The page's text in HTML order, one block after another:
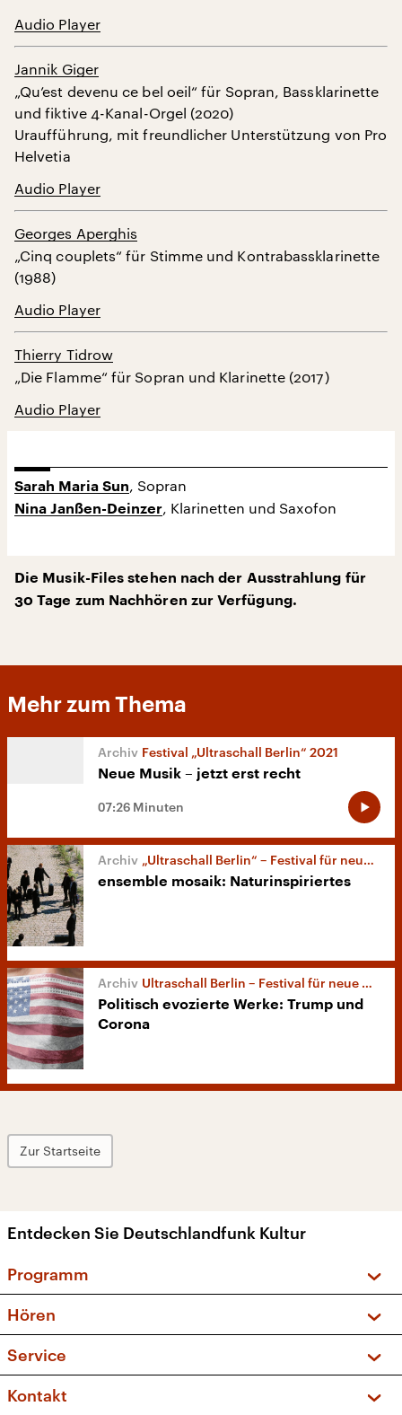
Audio Player
Jannik Giger
„Qu’est devenu ce bel oeil“ für Sopran, Bassklarinette
und fiktive 4-Kanal-Orgel (2020)
Uraufführung, mit freundlicher Unterstützung von Pro
Helvetia
Audio Player
Georges Aperghis
„Cinq couplets“ für Stimme und Kontrabassklarinette
(1988)
Audio Player
Thierry Tidrow
„Die Flamme“ für Sopran und Klarinette (2017)
Audio Player
Sarah Maria Sun, Sopran
Nina Janßen-Deinzer, Klarinetten und Saxofon
Die Musik-Files stehen nach der Ausstrahlung für
30 Tage zum Nachhören zur Verfügung.
Mehr zum Thema
Festival „Ultraschall Berlin“ 2021
Neue Musik – jetzt erst recht
07:26 Minuten
„Ultraschall Berlin“ – Festival für neue Musik 2021 Live
ensemble mosaik: Naturinspiriertes
Ultraschall Berlin – Festival für neue Musik 2021
Politisch evozierte Werke: Trump und
Corona
Zur Startseite
Entdecken Sie Deutschlandfunk Kultur
Programm
Sendungen und Podcasts
Musikliste
Kakadu – Das Kinderprogramm
Hören
Frequenzen (UKW + DAB+)
Service
FAQ
Kontakt